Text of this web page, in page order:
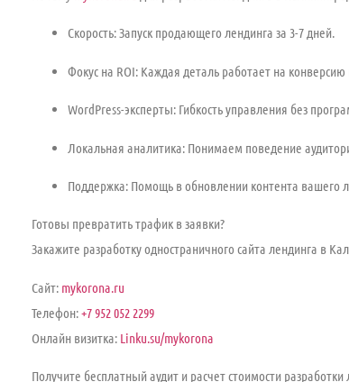
Скорость:Запуск продающего лендинга за 3-7 дней.
Фокус на ROI: Каждая деталь работает на
WordPress-эксперты: Гибкость управления без
Локальная аналитика: Понимаем поведение
Поддержка: Помощь в обновлении контента вашего
Готовы превратить трафик в заявки?
Закажите разработку одностраничного сайта лендинга в
Сайт: mykorona.ru
Телефон:+7 952 052 2299
Онлайн визитка: Linku.su/mykorona
Получите бесплатный аудит и расчет стоимости